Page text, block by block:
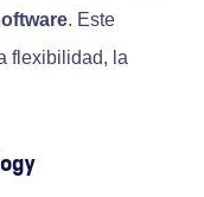
. Este
flexibilidad, la